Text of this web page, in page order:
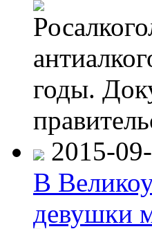
годы.
2015-
В
девушки